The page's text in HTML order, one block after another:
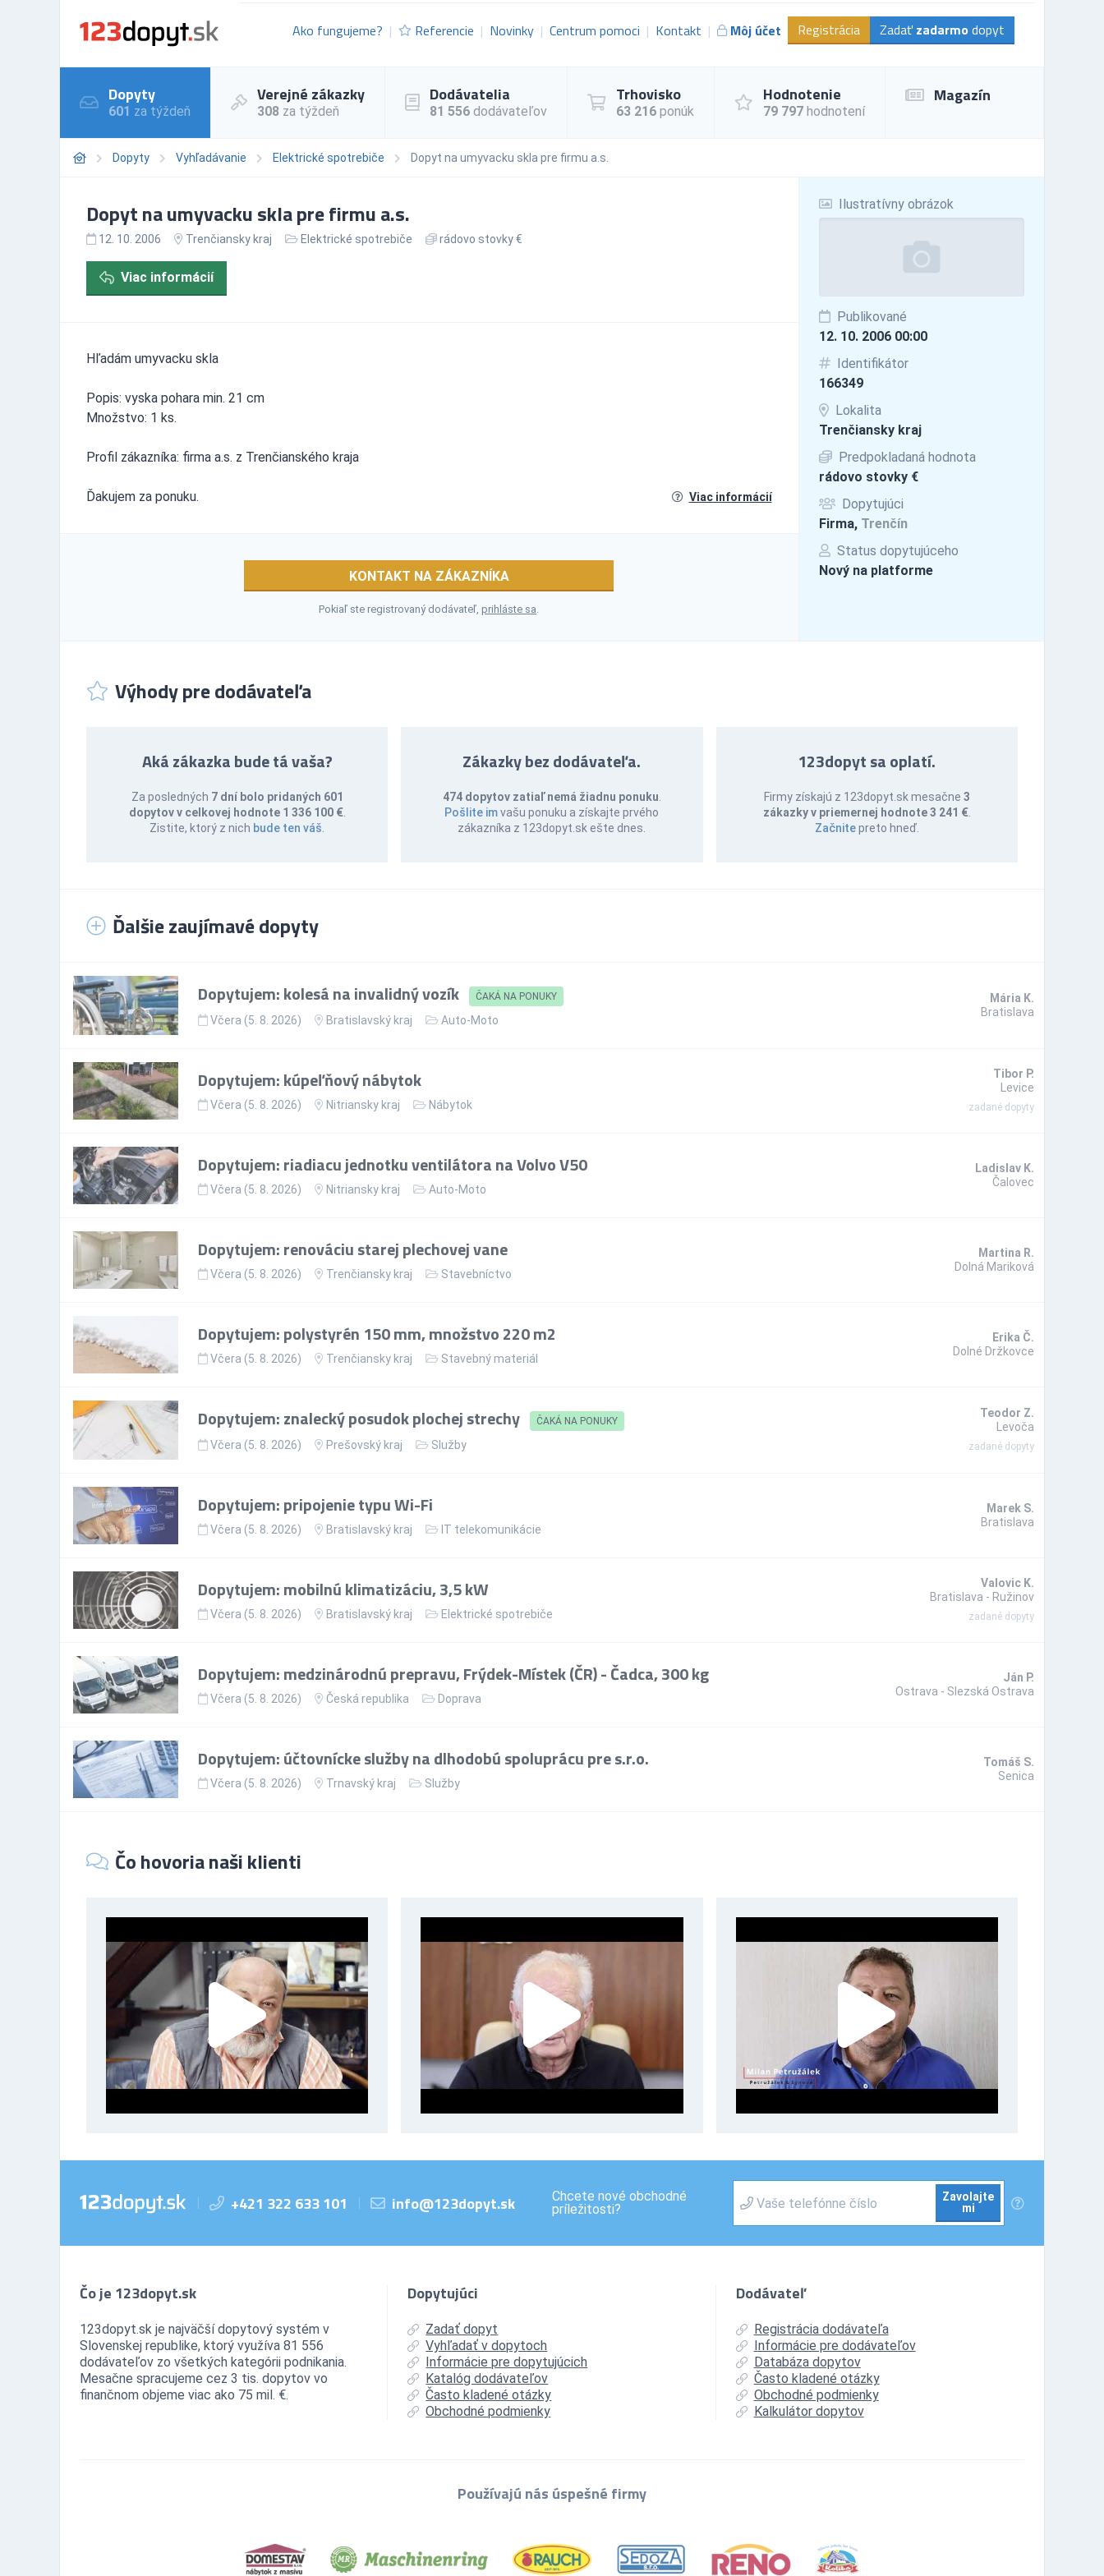
Ako fungujeme? Referencie Novinky Centrum pomoci Kontakt Môj účet Registrácia Zadať zadarmo dopyt
Dopyty
601 za týždeň
Verejné zákazky
308 za týždeň
Dodávatelia
81 556 dodávateľov
Trhovisko
63 216 ponúk
Hodnotenie
79 797 hodnotení
Magazín
Dopyty Vyhľadávanie Elektrické spotrebiče Dopyt na umyvacku skla pre firmu a.s.
Ilustratívny obrázok
Publikované
12. 10. 2006 00:00
Identifikátor
166349
Lokalita
Trenčiansky kraj
Predpokladaná hodnota
rádovo stovky €
Dopytujúci
Firma, Trenčín
Status dopytujúceho
Nový na platforme
Dopyt na umyvacku skla pre firmu a.s.
12. 10. 2006 Trenčiansky kraj Elektrické spotrebiče rádovo stovky €
Viac informácií
Hľadám umyvacku skla
Popis: vyska pohara min. 21 cm
Množstvo: 1 ks.
Profil zákazníka: firma a.s. z Trenčianského kraja
Ďakujem za ponuku. Viac informácií
KONTAKT NA ZÁKAZNÍKA
Pokiaľ ste registrovaný dodávateľ,prihláste sa
Výhody pre dodávateľa
Aká zákazka bude tá vaša?
Za posledných 7 dní bolo pridaných 601
dopytov v celkovej hodnote 1 336 100 €.
Zistite, ktorý z nich bude ten váš
Zákazky bez dodávateľa.
474 dopytov zatiaľ nemá žiadnu ponuku
Pošlite imvašu ponuku a získajte prvého
zákazníka z 123dopyt.sk ešte dnes.
123dopyt sa oplatí.
Firmy získajú z 123dopyt.sk mesačne 3
zákazky v priemernej hodnote 3 241 €.
Začnitepreto hneď.
Ďalšie zaujímavé dopyty
Dopytujem: kolesá na invalidný vozík ČAKÁ NA PONUKY
Včera (5. 8. 2026) Bratislavský kraj Auto-Moto
Mária K.
Bratislava
Dopytujem: kúpeľňový nábytok
Včera (5. 8. 2026) Nitriansky kraj Nábytok
Tibor P.
Levice
zadané dopyty
Dopytujem: riadiacu jednotku ventilátora na Volvo V50
Včera (5. 8. 2026) Nitriansky kraj Auto-Moto
Ladislav K.
Čalovec
Dopytujem: renováciu starej plechovej vane
Včera (5. 8. 2026) Trenčiansky kraj Stavebníctvo
Martina R.
Dolná Mariková
Dopytujem: polystyrén 150 mm, množstvo 220 m2
Včera (5. 8. 2026) Trenčiansky kraj Stavebný materiál
Erika Č.
Dolné Držkovce
Dopytujem: znalecký posudok plochej strechy ČAKÁ NA PONUKY
Včera (5. 8. 2026) Prešovský kraj Služby
Teodor Z.
Levoča
zadané dopyty
Dopytujem: pripojenie typu Wi-Fi
Včera (5. 8. 2026) Bratislavský kraj IT telekomunikácie
Marek S.
Bratislava
Dopytujem: mobilnú klimatizáciu, 3,5 kW
Včera (5. 8. 2026) Bratislavský kraj Elektrické spotrebiče
Valovic K.
Bratislava - Ružinov
zadané dopyty
Dopytujem: medzinárodnú prepravu, Frýdek-Místek (ČR) - Čadca, 300 kg
Včera (5. 8. 2026) Česká republika Doprava
Ján P.
Ostrava - Slezská Ostrava
Dopytujem: účtovnícke služby na dlhodobú spoluprácu pre s.r.o.
Včera (5. 8. 2026) Trnavský kraj Služby
Tomáš S.
Senica
Čo hovoria naši klienti
+421 322 633 101 info@123dopyt.sk
Chcete nové obchodné
príležitosti?
Zavolajte
mi
Čo je 123dopyt.sk
123dopyt.sk je najväčší dopytový systém v
Slovenskej republike, ktorý využíva 81 556
dodávateľov zo všetkých kategórii podnikania.
Mesačne spracujeme cez 3 tis. dopytov vo
finančnom objeme viac ako 75 mil. €.
Dopytujúci
Zadať dopyt
Vyhľadať v dopytoch
Informácie pre dopytujúcich
Katalóg dodávateľov
Často kladené otázky
Obchodné podmienky
Dodávateľ
Registrácia dodávateľa
Informácie pre dodávateľov
Databáza dopytov
Často kladené otázky
Obchodné podmienky
Kalkulátor dopytov
Používajú nás úspešné firmy